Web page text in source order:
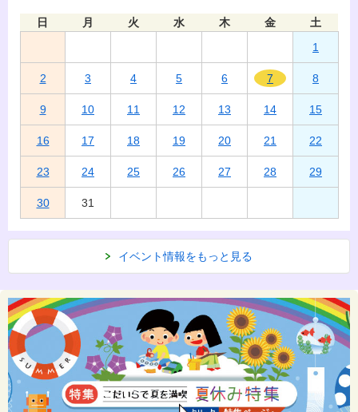
日 月 火 水 木 金
土
1
2 3 4 5 6 7 8
9 10 11 12 13 14 15
16 17 18 19 20 21 22
23 24 25 26 27 28 29
30 31
イベント情報をもっと見る